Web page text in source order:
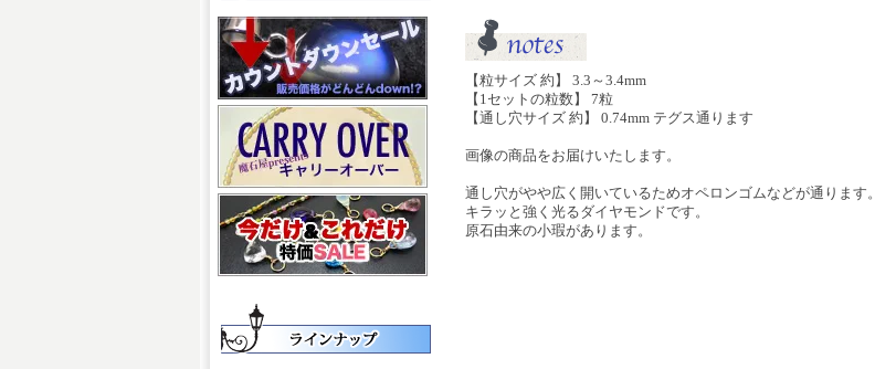
【粒サイズ 約】 3.3～3.4mm
【1セットの粒数】 7粒
【通し穴サイズ 約】 0.74mm テグス通ります
画像の商品をお届けいたします。
通し穴がやや広く開いているためオペロンゴムなどが通ります。
キラッと強く光るダイヤモンドです。
原石由来の小瑕があります。